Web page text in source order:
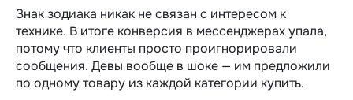
Знак зодиака никак не связан с интересом к
технике. В итоге конверсия в мессенджерах упала,
потому что клиенты просто проигнорировали
сообщения. Девы вообще в шоке — им предложили
по одному товару из каждой категории купить.